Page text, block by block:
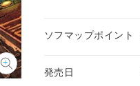
ソフマップポイント
発売日